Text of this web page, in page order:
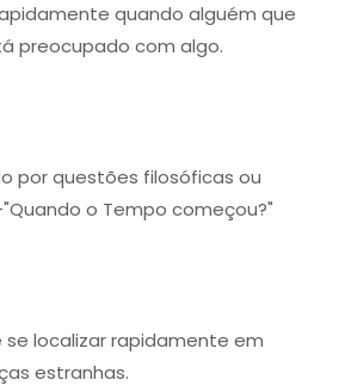
quando alguém que
preocupado com algo.
por questões filosóficas ou
o Tempo começou?"
se localizar rapidamente em
estranhas.